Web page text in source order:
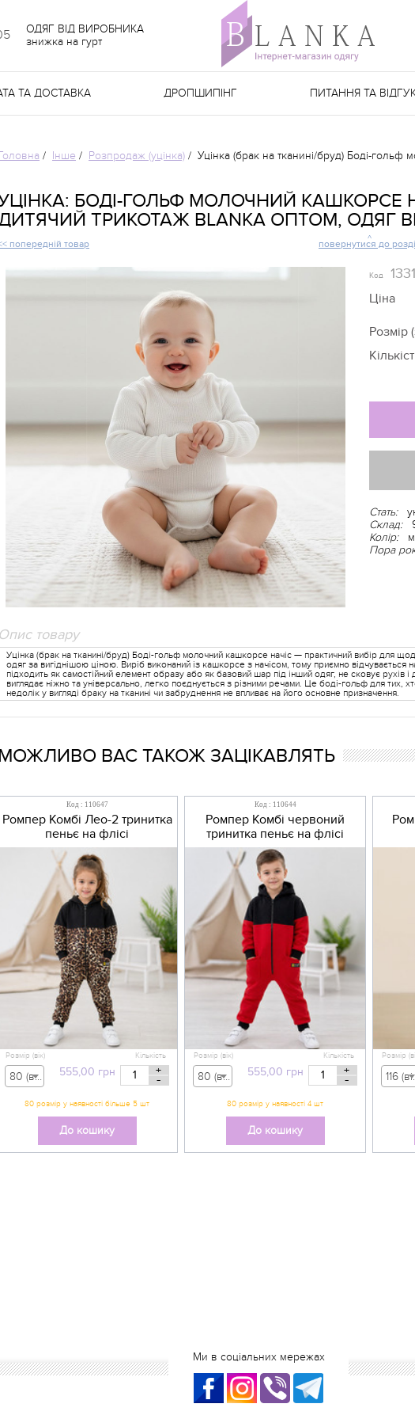
ОДЯГ ВІД ВИРОБНИКА
знижка на гурт
ТА ДОСТАВКА ДРОПШИПІНГ ПИТАННЯ ТА
/ Інше / Розпродаж (уцінка) / Уцінка (брак на тканині/бруд) Боді-гольф
БОДІ-ГОЛЬФ МОЛОЧНИЙ КАШКОРСЕ
ТРИКОТАЖ BLANKA ОПТОМ, ОДЯГ
попередній товар повернутися до
Код
Ціна
Розмір
Стать:
Склад:
Колір:
Пора
Опис товару
Уцінка (брак на тканині/бруд) Боді-гольф молочний кашкорсе начіс — практичний вибір для
одяг за вигіднішою ціною. Виріб виконаний із кашкорсе з начісом, тому приємно
підходить як самостійний елемент образу або як базовий шар під інший одяг, не сковує рухів
виглядає ніжно та універсально, легко поєднується з різними речами. Це боді-гольф для тих,
недолік у вигляді браку на тканині чи забруднення не впливає на його основне призначення.
ВАС ТАКОЖ ЗАЦІКАВЛЯТЬ
Код : 110647
Ромпер Комбі Лео-2 тринитка
пеньє на флісі
555,00 грн
Розмір (вік)
80 (вік 9-12 міс) - 555,00 грн
Кількість
+
-
До кошику
Код : 110644
Ромпер Комбі червоний
тринитка пеньє на флісі
555,00 грн
Розмір (вік)
80 (вік 9-12 міс) - 555,00 грн
Кількість
+
-
До кошику
Розмір
116
Ми в соціальних мережах